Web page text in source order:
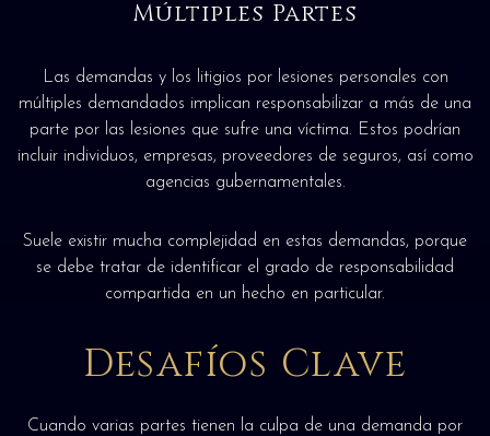
Múltiples Partes
Las demandas y los litigios por lesiones personales con
múltiples demandados implican responsabilizar a más de una
parte por las lesiones que sufre una víctima. Estos podrían
incluir individuos, empresas, proveedores de seguros, así como
agencias gubernamentales.
Suele existir mucha complejidad en estas demandas, porque
se debe tratar de identificar el grado de responsabilidad
compartida en un hecho en particular.
Desafíos Clave
Cuando varias partes tienen la culpa de una demanda por